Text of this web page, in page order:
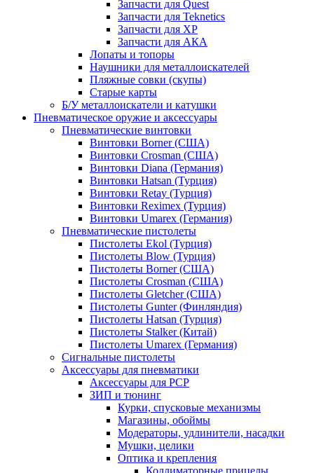
Запчасти для Quest
Запчасти для Teknetics
Запчасти для XP
Запчасти для АКА
Лопаты и топоры
Наушники для металлоискателей
Пляжные совки (скупы)
Старые карты
Б/У металлоискатели и катушки
Пневматическое оружие и аксессуары
Пневматические винтовки
Винтовки Borner (США)
Винтовки Crosman (США)
Винтовки Diana (Германия)
Винтовки Hatsan (Турция)
Винтовки Retay (Турция)
Винтовки Reximex (Турция)
Винтовки Umarex (Германия)
Пневматические пистолеты
Пистолеты Ekol (Турция)
Пистолеты Blow (Турция)
Пистолеты Borner (США)
Пистолеты Crosman (США)
Пистолеты Gletcher (США)
Пистолеты Gunter (Финляндия)
Пистолеты Hatsan (Турция)
Пистолеты Stalker (Китай)
Пистолеты Umarex (Германия)
Сигнальные пистолеты
Аксессуары для пневматики
Аксессуары для PCP
ЗИП и тюнинг
Курки, спусковые механизмы
Магазины, обоймы
Модераторы, удлинители, насадки
Мушки, целики
Оптика и крепления
Коллиматорные прицелы